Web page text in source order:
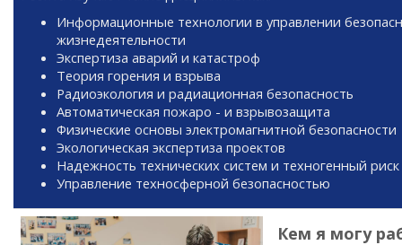
Информационные технологии в управлении
жизнедеятельности
Экспертиза аварий и катастроф
Теория горения и взрыва
Радиоэкология и радиационная безопасность
Автоматическая пожаро - и взрывозащита
Физические основы электромагнитной безопасности
Экологическая экспертиза проектов
Надежность технических систем и техногенный риск
Управление техносферной безопасностью
Кем я могу